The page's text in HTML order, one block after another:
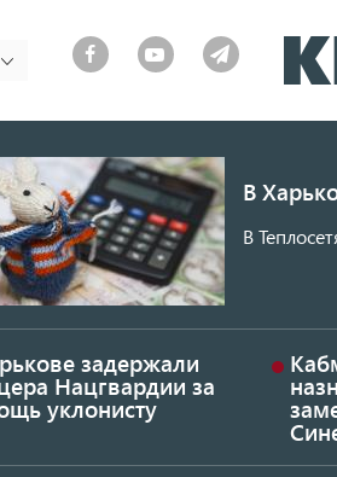
В
В
задержали
Нацгвардии за
уклонисту